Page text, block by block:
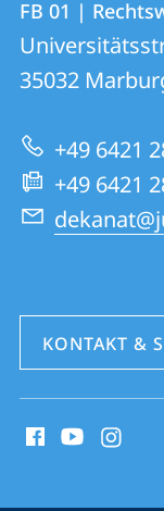
und
zur
Website
FB
01
|
FB 01 |
35032
+49 6421
+49 6421
KONTAKT &
Media